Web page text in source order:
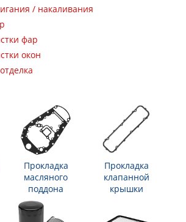
/ накаливания
фар
окон
Прокладка
масляного
поддона
Прокладка
клапанной
крышки